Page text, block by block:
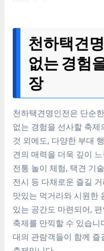
천하택견
없는 경험
장
천하택견명인전은 단순
없는 경험을 선사할 축
것 외에도, 다양한 부대
견의 매력을 더욱 깊이
전통 놀이 체험, 택견 기
전시 등 다채로운 즐길
맛있는 먹거리와 시원한
있는 공간도 마련되어,
축제를 만끽할 수 있습
대의 관람객들이 함께